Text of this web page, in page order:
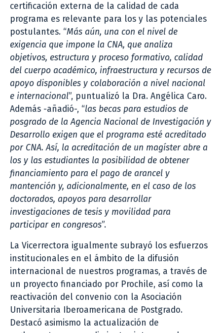
certificación externa de la calidad de cada
programa es relevante para los y las potenciales
postulantes. “Más aún, una con el nivel de
exigencia que impone la CNA, que analiza
objetivos, estructura y proceso formativo, calidad
del cuerpo académico, infraestructura y recursos de
apoyo disponibles y colaboración a nivel nacional
e internacional”, puntualizó la Dra. Angélica Caro.
Además -añadió-, “las becas para estudios de
posgrado de la Agencia Nacional de Investigación y
Desarrollo exigen que el programa esté acreditado
por CNA. Así, la acreditación de un magíster abre a
los y las estudiantes la posibilidad de obtener
financiamiento para el pago de arancel y
mantención y, adicionalmente, en el caso de los
doctorados, apoyos para desarrollar
investigaciones de tesis y movilidad para
participar en congresos”.
La Vicerrectora igualmente subrayó los esfuerzos
institucionales en el ámbito de la difusión
internacional de nuestros programas, a través de
un proyecto financiado por Prochile, así como la
reactivación del convenio con la Asociación
Universitaria Iberoamericana de Postgrado.
Destacó asimismo la actualización de